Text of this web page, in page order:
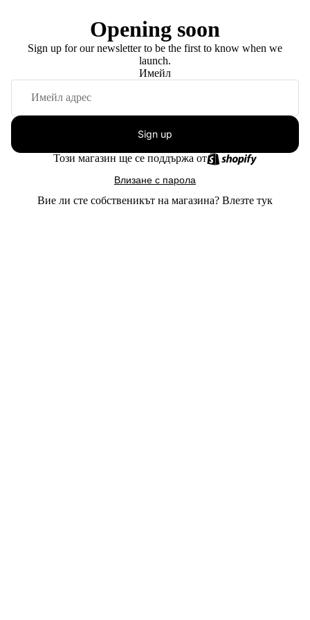
Opening soon
Sign up for our newsletter to be the first to know when we
launch.
Имейл
Sign up
Този магазин ще се поддържа от
Влизане с парола
Вие ли сте собственикът на магазина? Влезте тук